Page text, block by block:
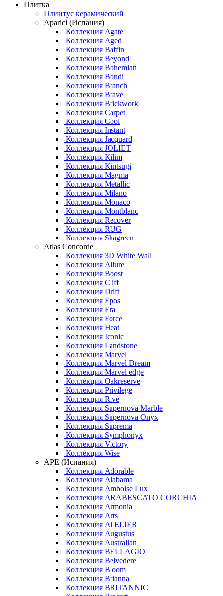
Плитка
Плинтус керамический
Aparici (Испания)
Коллекция Agate
Коллекция Aged
Коллекция Baffin
Коллекция Beyond
Коллекция Bohemian
Коллекция Bondi
Коллекция Branch
Коллекция Brave
Коллекция Brickwork
Коллекция Carpet
Коллекция Cool
Коллекция Instant
Коллекция Jacquard
Коллекция JOLIET
Коллекция Kilim
Коллекция Kintsugi
Коллекция Magma
Коллекция Metallic
Коллекция Milano
Коллекция Monaco
Коллекция Montblanc
Коллекция Recover
Коллекция RUG
Коллекция Shagreen
Atlas Concorde
Коллекция 3D White Wall
Коллекция Allure
Коллекция Boost
Коллекция Cliff
Коллекция Drift
Коллекция Epos
Коллекция Era
Коллекция Force
Коллекция Heat
Коллекция Iconic
Коллекция Landstone
Коллекция Marvel
Коллекция Marvel Dream
Коллекция Marvel edge
Коллекция Oakreserve
Коллекция Privilege
Коллекция Rive
Коллекция Supernova Marble
Коллекция Supernova Onyx
Коллекция Suprema
Коллекция Symphonyx
Коллекция Victory
Коллекция Wise
APE (Испания)
Коллекция Adorable
Коллекция Alabama
Коллекция Amboise Lux
Коллекция ARABESCATO CORCHIA
Коллекция Armonia
Коллекция Arts
Коллекция ATELIER
Коллекция Augustus
Коллекция Australian
Коллекция BELLAGIO
Коллекция Belvedere
Коллекция Bloom
Коллекция Brianna
Коллекция BRITANNIC